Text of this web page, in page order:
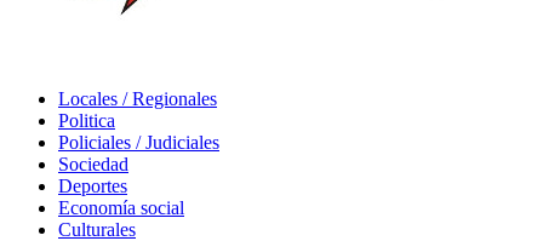
Locales / Regionales
Politica
Policiales / Judiciales
Sociedad
Deportes
Economía social
Culturales